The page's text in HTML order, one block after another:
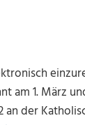
am 1. März
an der